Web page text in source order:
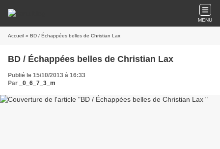
MENU
Accueil » BD / Échappées belles de Christian Lax
BD / Échappées belles de Christian Lax
Publié le 15/10/2013 à 16:33
Par
_0_6_7_3_m